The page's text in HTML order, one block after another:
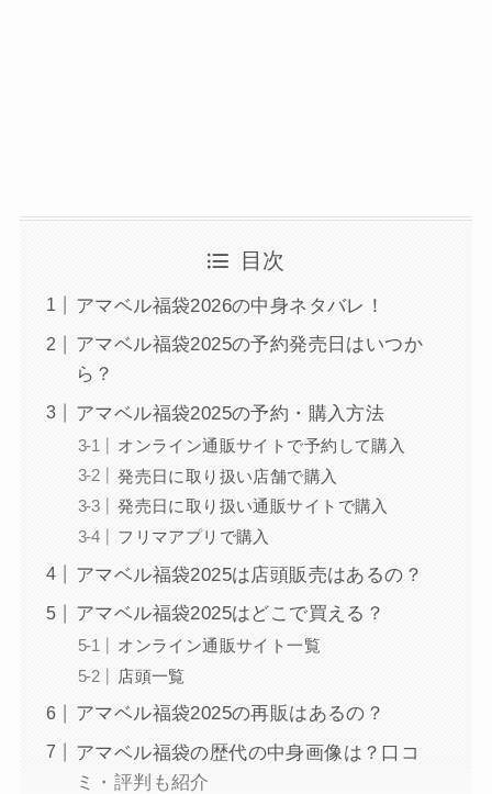
目次
アマベル福袋2026の中身ネタバレ！
アマベル福袋2025の予約発売日はいつか
ら？
アマベル福袋2025の予約・購入方法
オンライン通販サイトで予約して購入
発売日に取り扱い店舗で購入
発売日に取り扱い通販サイトで購入
フリマアプリで購入
アマベル福袋2025は店頭販売はあるの？
アマベル福袋2025はどこで買える？
オンライン通販サイト一覧
店頭一覧
アマベル福袋2025の再販はあるの？
アマベル福袋の歴代の中身画像は？口コ
ミ・評判も紹介